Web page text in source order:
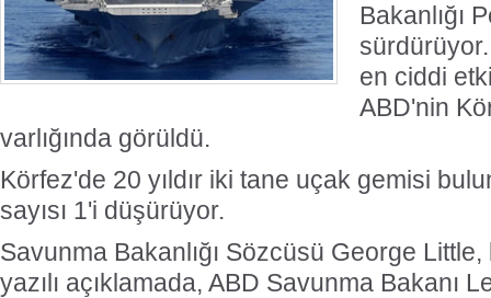
Bakanlığı
en ciddi
ABD'nin
varlığında görüldü.
Körfez'de 20 yıldır iki tane uçak gemisi
sayısı 1'i düşürüyor.
Savunma Bakanlığı Sözcüsü George Little,
yazılı açıklamada, ABD Savunma Bakanı